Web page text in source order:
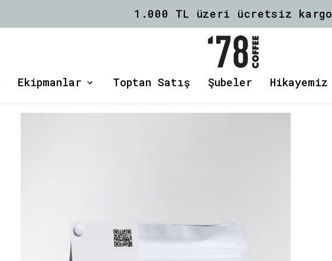
1.000 TL üzeri ücretsiz kargo
Ekipmanlar Toptan Satış Şubeler Hikayemiz